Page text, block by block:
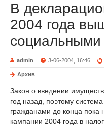
В
2004 года
admin 3-06-2004, 16:46
Архив
Закон о введении
год назад, поэтому
гражданами до конца пока
кампании 2004 года в